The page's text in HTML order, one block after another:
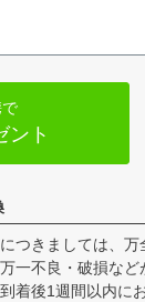
ント
つきましては、万
一不良・破損など
着後1週間以内に